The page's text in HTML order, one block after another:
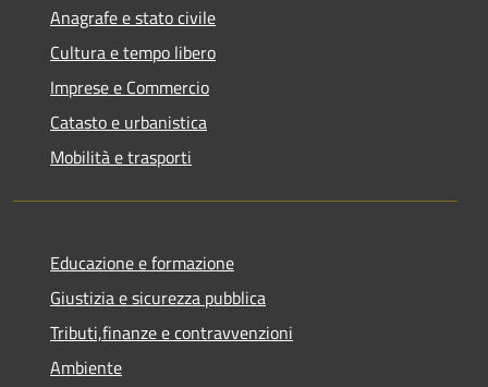
Anagrafe e stato civile
Cultura e tempo libero
Imprese e Commercio
Catasto e urbanistica
Mobilità e trasporti
Educazione e formazione
Giustizia e sicurezza pubblica
Tributi,finanze e contravvenzioni
Ambiente